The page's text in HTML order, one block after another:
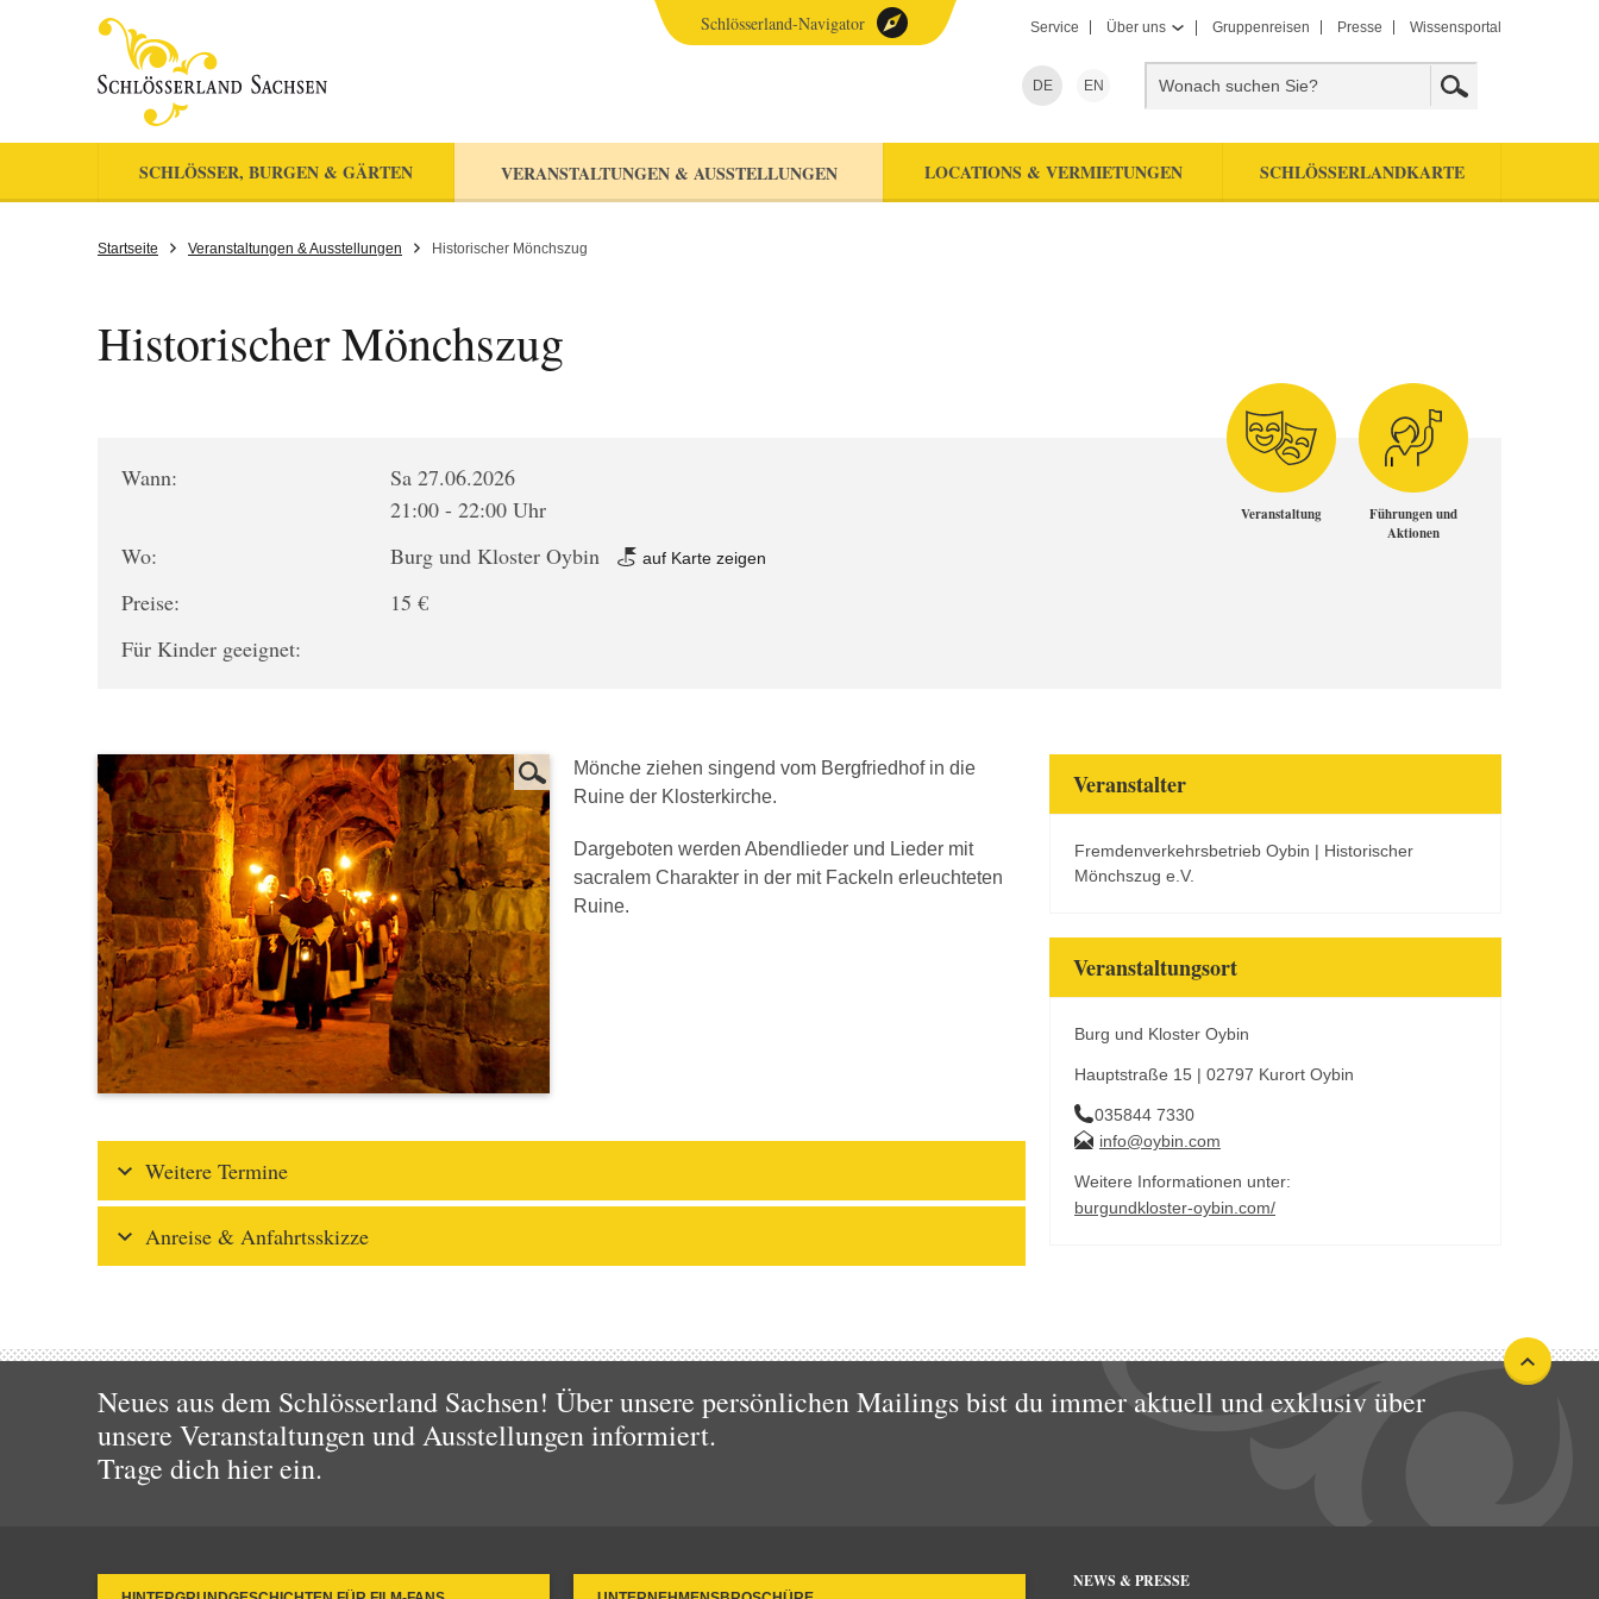
Service Über uns Gruppenreisen Presse Wissensportal
DE EN
SCHLÖSSER, BURGEN & GÄRTEN VERANSTALTUNGEN & AUSSTELLUNGEN LOCATIONS & VERMIETUNGEN SCHLÖSSERLANDKARTE
Schlösserland-Navigator
Startseite Veranstaltungen & Ausstellungen Historischer Mönchszug
Historischer Mönchszug
Wann:
Sa 27.06.2026
21:00 - 22:00 Uhr
Wo:
Burg und Kloster Oybin auf Karte zeigen
Preise:
15 €
Für Kinder geeignet:
Veranstaltung
Führungen und
Aktionen
Mönche ziehen singend vom Bergfriedhof in die
Ruine der Klosterkirche.
Dargeboten werden Abendlieder und Lieder mit
sacralem Charakter in der mit Fackeln erleuchteten
Ruine.
Weitere Termine
Anreise & Anfahrtsskizze
Veranstalter
Fremdenverkehrsbetrieb Oybin | Historischer
Mönchszug e.V.
Veranstaltungsort
Burg und Kloster Oybin
Hauptstraße 15 | 02797 Kurort Oybin
035844 7330
info@oybin.com
Weitere Informationen unter:
burgundkloster-oybin.com/
Neues aus dem Schlösserland Sachsen! Über unsere persönlichen Mailings bist du immer aktuell und exklusiv über
unsere Veranstaltungen und Ausstellungen informiert.
Trage dich hier ein.
NEWS & PRESSE